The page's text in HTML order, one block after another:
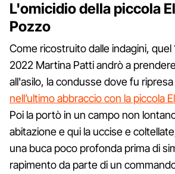
L'omicidio della piccola
Pozzo
Come ricostruito dalle indagini, quel
2022 Martina Patti andrò a
all'asilo, la condusse dove fu
nell’ultimo abbraccio con la piccola
Poi la portò in un campo non
abitazione e qui la uccise e
una buca poco profonda prima di
rapimento da parte di un